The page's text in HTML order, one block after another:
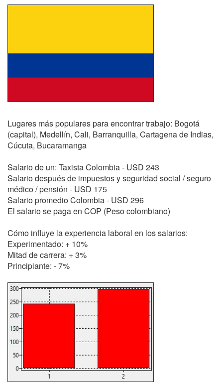
Lugares más populares para encontrar trabajo: Bogotá
(capital), Medellín, Cali, Barranquilla, Cartagena de Indias,
Cúcuta, Bucaramanga
Salario de un: Taxista Colombia - USD 243
Salario después de impuestos y seguridad social / seguro
médico / pensión - USD 175
Salario promedio Colombia - USD 296
El salario se paga en COP (Peso colombiano)
Cómo influye la experiencia laboral en los salarios:
Experimentado: + 10%
Mitad de carrera: + 3%
Principiante: - 7%